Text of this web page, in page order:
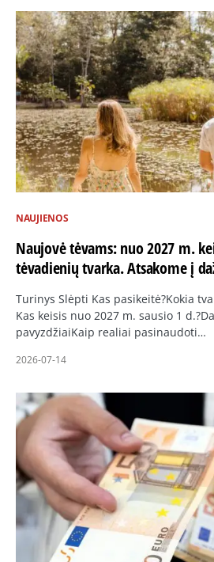
NAUJIENOS
Naujovė tėvams: nuo 2027 m.
tėvadienių tvarka. Atsakome į
Turinys Slėpti Kas pasikeitė?Kokia
Kas keisis nuo 2027 m. sausio 1
pavyzdžiaiKaip realiai pasinaudoti…
2026-07-14